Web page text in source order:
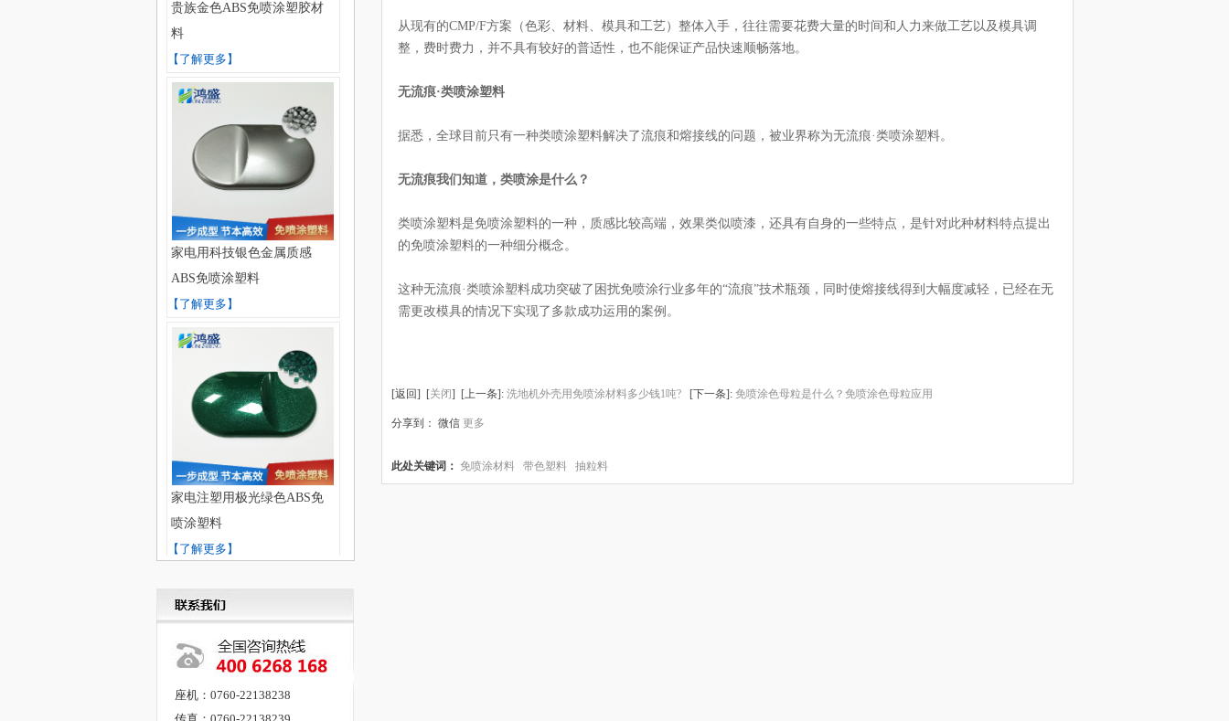
贵族金色ABS免喷涂塑胶材
料
【了解更多】
家电用科技银色金属质感
ABS免喷涂塑料
【了解更多】
家电注塑用极光绿色ABS免
喷涂塑料
【了解更多】
座机：0760-22138238
从现有的CMP/F方案（色彩、材料、模具和工艺）整体入手，往往需要花费大量的时间和人力来做工艺以及模具调
整，费时费力，并不具有较好的普适性，也不能保证产品快速顺畅落地。
无流痕·类喷涂塑料
据悉，全球目前只有一种类喷涂塑料解决了流痕和熔接线的问题，被业界称为无流痕·类喷涂塑料。
无流痕我们知道，类喷涂是什么？
类喷涂塑料是免喷涂塑料的一种，质感比较高端，效果类似喷漆，还具有自身的一些特点，是针对此种材料特点提出
的免喷涂塑料的一种细分概念。
这种无流痕·类喷涂塑料成功突破了困扰免喷涂行业多年的“流痕”技术瓶颈，同时使熔接线得到大幅度减轻，已经在无
需更改模具的情况下实现了多款成功运用的案例。
[返回] [关闭] [上一条]: 洗地机外壳用免喷涂材料多少钱1吨?[下一条]: 免喷涂色母粒是什么？免喷涂色母粒应用
分享到： 微信 更多
此处关键词： 免喷涂材料 带色塑料 抽粒料